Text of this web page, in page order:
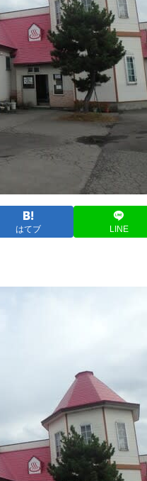
はてブ LINE